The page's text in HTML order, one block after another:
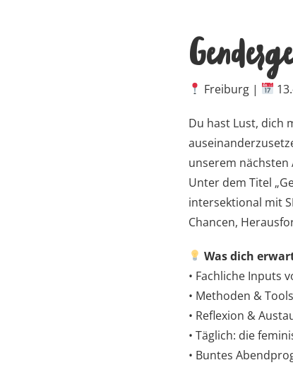
Freiburg |
Du hast Lust, dich
unserem nächsten
Unter dem Titel
intersektional mit
Chancen,
Was dich
• Fachliche Inputs
• Methoden &
• Reflexion &
• Täglich: die
• Buntes